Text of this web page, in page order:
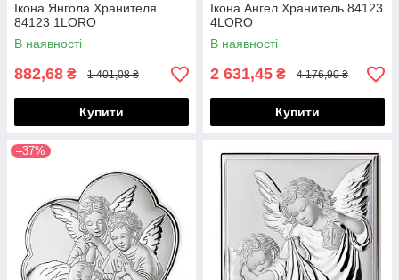
Ікона Янгола Хранителя
84123 1LORO
В наявності
882,68 ₴ 1 401,08 ₴
Купити
Ікона Ангел Хранитель 84123
4LORO
В наявності
2 631,45 ₴ 4 176,90 ₴
Купити
–37%